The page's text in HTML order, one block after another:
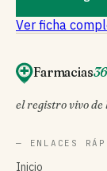
Ver ficha
Farmacias
el registro vivo
— ENLACES
Inicio